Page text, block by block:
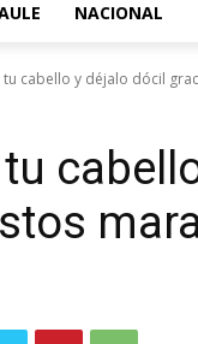
NACIONAL
tu cabello y déjalo dócil